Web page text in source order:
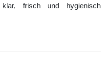
frisch und hygienisch